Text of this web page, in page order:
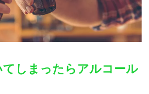
てしまったらアルコール